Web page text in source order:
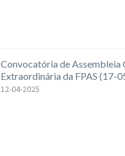
Convocatória de Assembleia
Extraordinária da FPAS (17-
12-04-2025